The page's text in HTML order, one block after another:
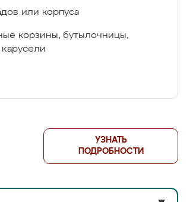
или корпуса
корзины, бутылочницы,
УЗНАТЬ
ПОДРОБНОСТИ